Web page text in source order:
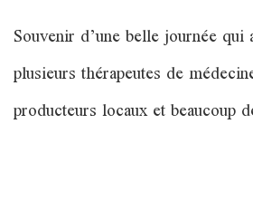
Souvenir d’une belle journée
plusieurs thérapeutes de
producteurs locaux et beaucoup